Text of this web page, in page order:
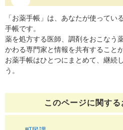
「お薬手帳」は、あなたが使ってい
手帳です。
薬を処方する医師、調剤をおこなう
かわる専門家と情報を共有すること
お薬手帳はひとつにまとめて、継続
う。
このページに関する